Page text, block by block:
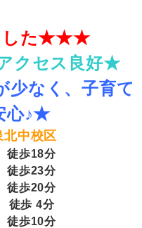
した★★★
クセス良好★
少なく、子育て
心♪★
北中校区
歩18分
歩23分
歩20分
歩 4分
歩10分